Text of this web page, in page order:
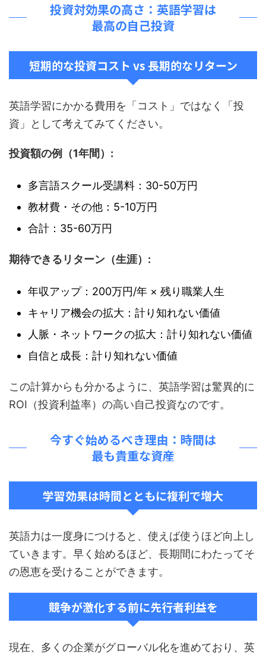
投資対効果の高さ：英語学習は
最高の自己投資
短期的な投資コスト vs 長期的なリターン
英語学習にかかる費用を「コスト」ではなく「投
資」として考えてみてください。
投資額の例（1年間）:
多言語スクール受講料：30-50万円
教材費・その他：5-10万円
合計：35-60万円
期待できるリターン（生涯）:
年収アップ：200万円/年 × 残り職業人生
キャリア機会の拡大：計り知れない価値
人脈・ネットワークの拡大：計り知れない価値
自信と成長：計り知れない価値
この計算からも分かるように、英語学習は驚異的に
ROI（投資利益率）の高い自己投資なのです。
今すぐ始めるべき理由：時間は
最も貴重な資産
学習効果は時間とともに複利で増大
英語力は一度身につけると、使えば使うほど向上し
ていきます。早く始めるほど、長期間にわたってそ
の恩恵を受けることができます。
競争が激化する前に先行者利益を
現在、多くの企業がグローバル化を進めており、英